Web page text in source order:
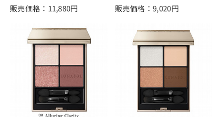
販売価格：11,880円 販売価格：9,020円